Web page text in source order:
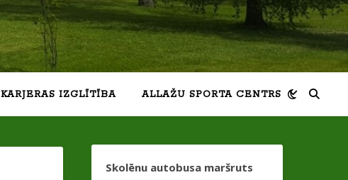
KARJERAS IZGLĪTĪBA ALLAŽU SPORTA CENTRS
Skolēnu autobusa maršruts